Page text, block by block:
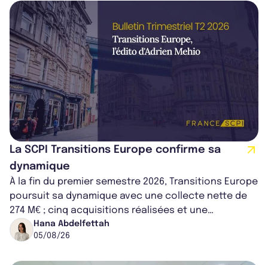
La SCPI Transitions Europe confirme sa
dynamique
À la fin du premier semestre 2026, Transitions Europe
poursuit sa dynamique avec une collecte nette de
274 M€ ; cinq acquisitions réalisées et une
capitalisation portée à 1,38 Md€....
Hana Abdelfettah
05/08/26